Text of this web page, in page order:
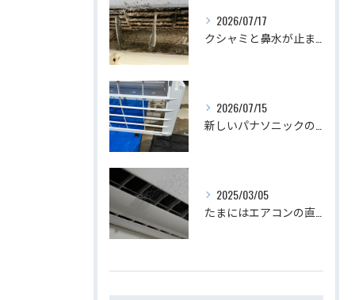
2026/07/17
2026/07/15
2025/03/05